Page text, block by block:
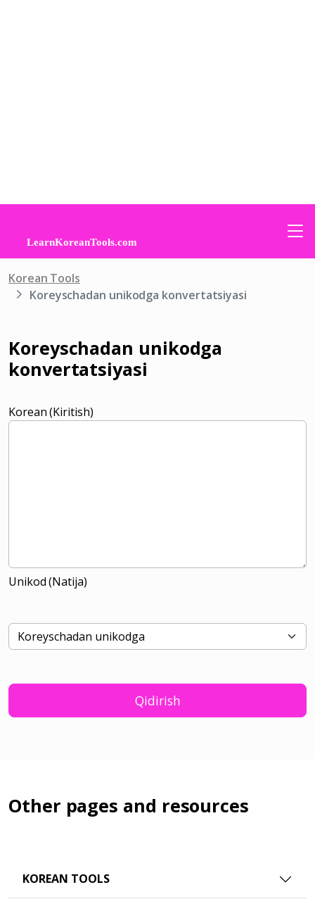
Korean Tools
Koreyschadan unikodga konvertatsiyasi
Koreyschadan unikodga
konvertatsiyasi
Korean (Kiritish)
Unikod (Natija)
Qidirish
Other pages and resources
KOREAN TOOLS